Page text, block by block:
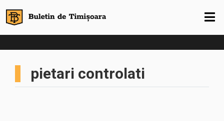
pietari controlati